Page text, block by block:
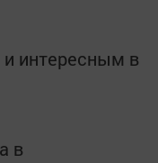
интересным в
в